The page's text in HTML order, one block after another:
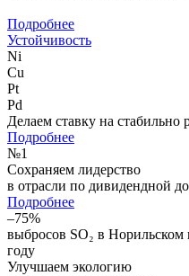
Подробнее
Устойчивость
Ni
Cu
Pt
Pd
Делаем ставку на
Подробнее
№1
Сохраняем лидерство
в отрасли по дивидендной
Подробнее
–75%
выбросов SO₂ в
году
Улучшаем экологию